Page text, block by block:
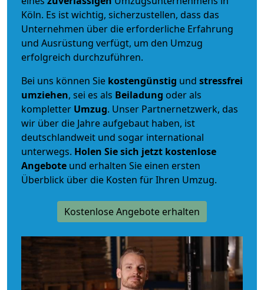
Köln. Es ist wichtig, sicherzustellen, dass das
Unternehmen über die erforderliche Erfahrung
und Ausrüstung verfügt, um den Umzug
erfolgreich durchzuführen.
Bei uns können Sie kostengünstig und stressfrei
umziehen, sei es als Beiladung oder als
kompletter Umzug. Unser Partnernetzwerk, das
wir über die Jahre aufgebaut haben, ist
deutschlandweit und sogar international
unterwegs. Holen Sie sich jetzt kostenlose
Angebote und erhalten Sie einen ersten
Überblick über die Kosten für Ihren Umzug.
Kostenlose Angebote erhalten